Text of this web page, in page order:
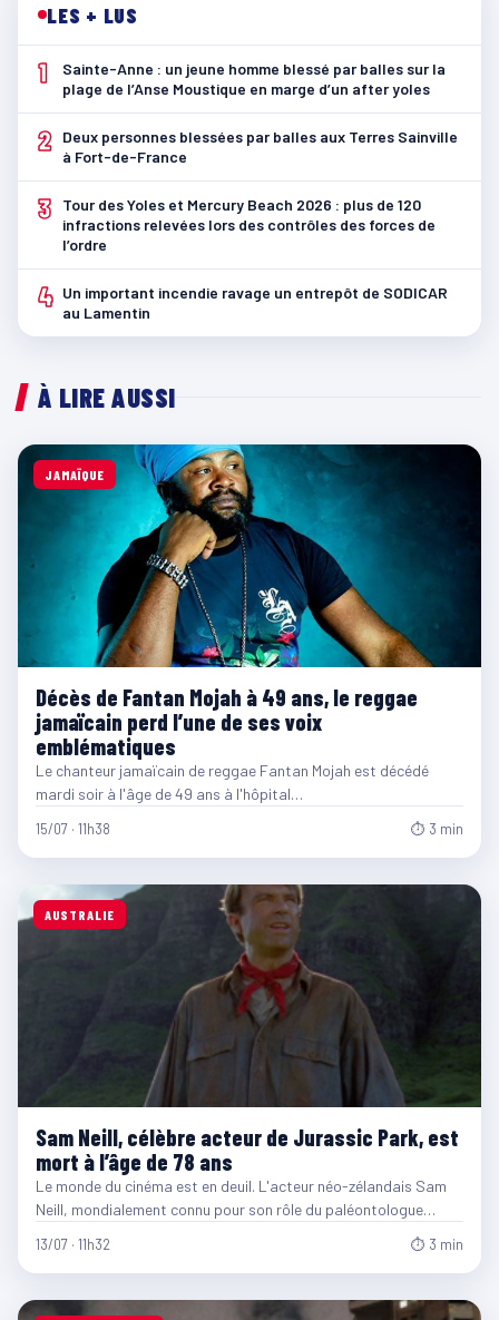
LES + LUS
1
Sainte-Anne : un jeune homme blessé par balles sur la
plage de l’Anse Moustique en marge d’un after yoles
2
Deux personnes blessées par balles aux Terres Sainville
à Fort-de-France
3
Tour des Yoles et Mercury Beach 2026 : plus de 120
infractions relevées lors des contrôles des forces de
l’ordre
4 Un important incendie ravage un entrepôt de SODICAR
au Lamentin
À LIRE AUSSI
JAMAÏQUE
Décès de Fantan Mojah à 49 ans, le reggae
jamaïcain perd l’une de ses voix
emblématiques
Le chanteur jamaïcain de reggae Fantan Mojah est décédé
mardi soir à l'âge de 49 ans à l'hôpital…
15/07 · 11h38 ⏱ 3 min
AUSTRALIE
Sam Neill, célèbre acteur de Jurassic Park, est
mort à l’âge de 78 ans
Le monde du cinéma est en deuil. L'acteur néo-zélandais Sam
Neill, mondialement connu pour son rôle du paléontologue…
13/07 · 11h32 ⏱ 3 min